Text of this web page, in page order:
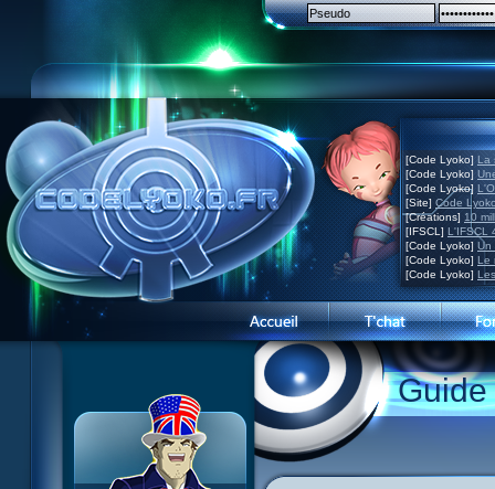
[Code Lyoko] La
[Code Lyoko]
[Code Lyoko]
[Site] Code
[Créations] 10
[IFSCL] L'IFSCL
[Code Lyoko] Un
[Code Lyoko] Le
[Code Lyoko]